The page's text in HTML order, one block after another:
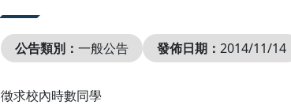
公告類別： 一般公告 發佈日期： 2014/11/14
徵求校內時數同學